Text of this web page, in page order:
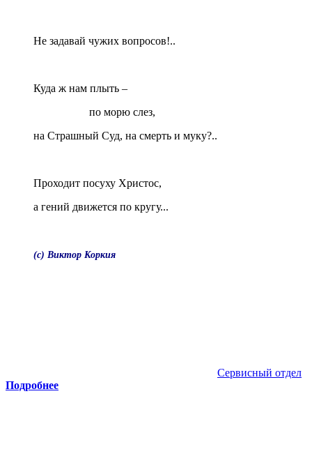
Не задавай чужих вопросов!..
Куда ж нам плыть –
по морю слез,
на Страшный Суд, на смерть и муку?..
Проходит посуху Христос,
а гений движется по кругу...
(c) Виктор Коркия
Сервисный отдел
Подробнее